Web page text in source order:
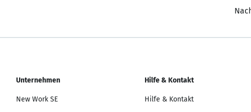
Unternehmen
New Work SE
Hilfe & Kontakt
Hilfe & Kontakt